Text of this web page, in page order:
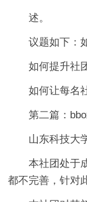
述。
议题如下：
如何提升社
如何让每名
第二篇：
山东科技大
本社团处于
都不完善，针对